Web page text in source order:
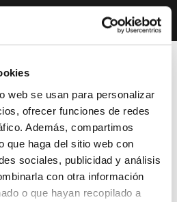
web se usan para personalizar
ofrecer funciones de redes
Además, compartimos
que haga del sitio web con
sociales, publicidad y análisis
con otra información
o que hayan recopilado a